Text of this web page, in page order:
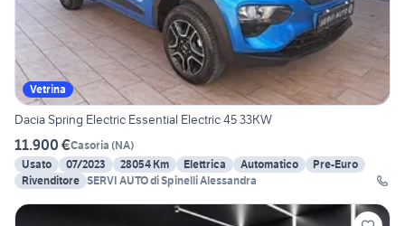
Vetrina
Dacia Spring Electric Essential Electric 45 33KW
11.900 €Casoria (NA)
Usato
07/2023 28054 Km Elettrica Automatico
Pre-Euro
Rivenditore SERVI AUTO di Spinelli Alessandra